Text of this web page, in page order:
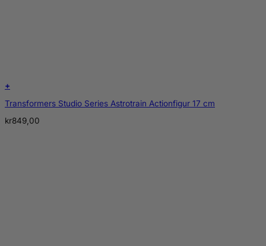
+
Transformers Studio Series Astrotrain Actionfigur 17 cm
kr849,00